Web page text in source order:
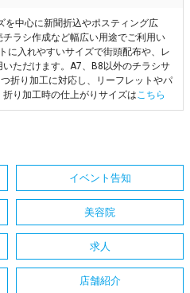
を中心に新聞折込やポスティング広
ラシ作成など幅広い用途でご利用い
に入れやすいサイズで街頭配布や、レ
ただけます。A7、B8以外のチラシサ
折り加工に対応し、リーフレットやパ
り加工時の仕上がりサイズは こちら
イベント告知
美容院
求人
店舗紹介